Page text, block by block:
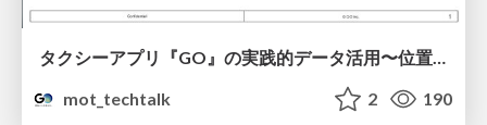
タクシーアプリ『GO』の実践的データ活用〜位置情報データの収集とStreamlitでの可視化〜
mot_techtalk
2 190